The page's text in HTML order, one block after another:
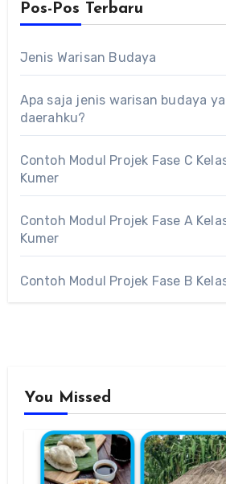
Pos-Pos Terbaru
Jenis Warisan Budaya
Apa saja jenis warisan budaya
daerahku?
Contoh Modul Projek Fase C
Kumer
Contoh Modul Projek Fase A
Kumer
Contoh Modul Projek Fase B
You Missed